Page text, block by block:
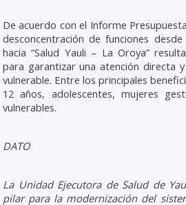
De acuerdo con el Informe
desconcentración de funciones
hacia “Salud Yauli – La Oroya”
para garantizar una atención directa
vulnerable. Entre los principales
12 años, adolescentes, mujeres
vulnerables.
DATO
La Unidad Ejecutora de Salud de
pilar para la modernización del